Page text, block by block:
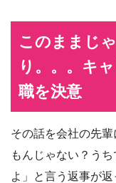
このままじ
り。。。キ
職を決意
その話を会社の先
もんじゃない？う
よ」と言う返事が返